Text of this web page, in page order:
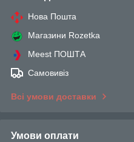
Нова Пошта
Магазини Rozetka
Meest ПОШТА
Самовивіз
Всі умови доставки
Умови оплати